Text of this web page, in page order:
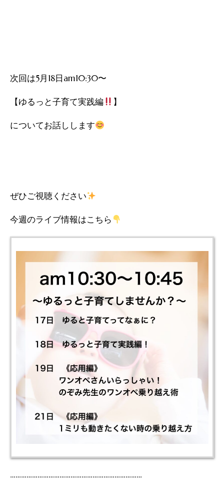
次回は5月18日am10:30〜
【ゆるっと子育て実践編 】
についてお話しします
ぜひご視聴ください
今週のライブ情報はこちら
………………………………………………………………